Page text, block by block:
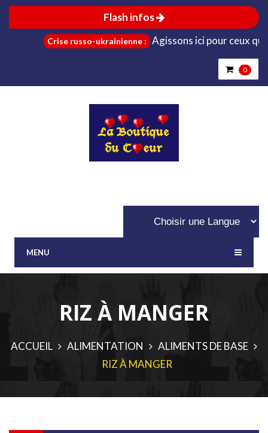
Flash infos
Crise russo-ukrainienne : Agissons ici pour ceux qui
0
MENU
RIZ À MANGER
ACCUEIL ALIMENTATION
ALIMENTS DE BASE
RIZ À MANGER